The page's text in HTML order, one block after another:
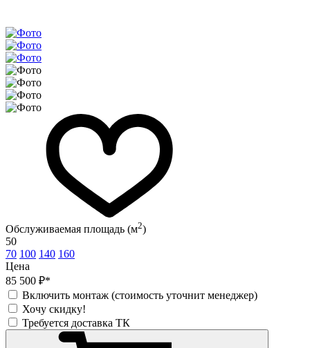
Обслуживаемая площадь (м2)
50
70 100 140 160
Цена
85 500 ₽*
Включить монтаж (стоимость уточнит менеджер)
Хочу скидку!
Требуется доставка ТК